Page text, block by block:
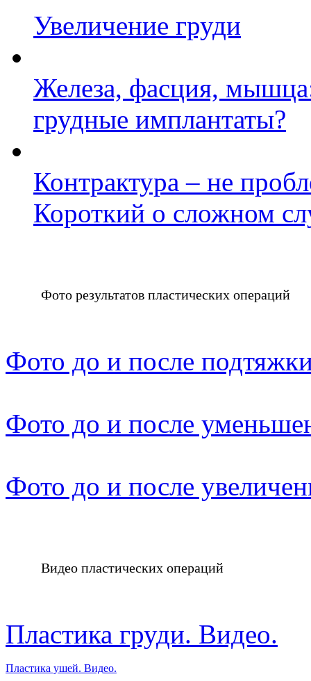
Увеличение груди
Железа, фасция,
грудные имплантаты?
Контрактура – не
Короткий о сложном
Фото результатов пластических операций
Фото до и после
Фото до и после
Фото до и после
Видео пластических операций
Пластика груди. Видео.
Пластика ушей. Видео.